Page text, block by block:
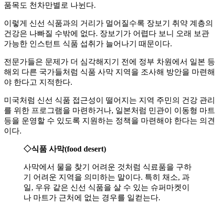
품목도 천차만별로 나뉜다.
이렇게 신선 식품과의 거리가 멀어질수록 장보기 취약 계층의
건강은 나빠질 수밖에 없다. 장보기가 어렵다 보니 오래 보관
가능한 인스턴트 식품 섭취가 늘어나기 때문이다.
전문가들은 문제가 더 심각해지기 전에 정부 차원에서 일본 등
해외 다른 국가들처럼 식품 사막 지역을 조사해 방안을 마련해
야 한다고 지적한다.
미국처럼 신선 식품 접근성이 떨어지는 지역 주민의 건강 관리
를 위한 프로그램을 마련하거나, 일본처럼 민관이 이동형 마트
등을 운영할 수 있도록 지원하는 정책을 마련해야 한다는 의견
이다.
◇식품 사막(food desert)
사막에서 물을 찾기 어려운 것처럼 식료품을 구하
기 어려운 지역을 의미하는 말이다. 특히 채소, 과
일, 우유 같은 신선 식품을 살 수 있는 슈퍼마켓이
나 마트가 근처에 없는 경우를 일컫는다.